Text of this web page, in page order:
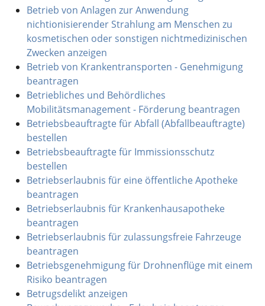
Betrieb von Anlagen zur Anwendung
nichtionisierender Strahlung am Menschen zu
kosmetischen oder sonstigen nichtmedizinischen
Zwecken anzeigen
Betrieb von Krankentransporten - Genehmigung
beantragen
Betriebliches und Behördliches
Mobilitätsmanagement - Förderung beantragen
Betriebsbeauftragte für Abfall (Abfallbeauftragte)
bestellen
Betriebsbeauftragte für Immissionsschutz
bestellen
Betriebserlaubnis für eine öffentliche Apotheke
beantragen
Betriebserlaubnis für Krankenhausapotheke
beantragen
Betriebserlaubnis für zulassungsfreie Fahrzeuge
beantragen
Betriebsgenehmigung für Drohnenflüge mit einem
Risiko beantragen
Betrugsdelikt anzeigen